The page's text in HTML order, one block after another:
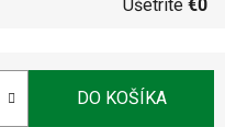
Ušetríte €0
DO KOŠÍKA